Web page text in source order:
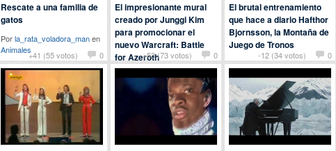
+41 (55 votos) 0
Rescate a una familia de
gatos
Porla_rata_voladora_manen
Animales
+53 (73 votos) 0
El impresionante mural
creado por Junggi Kim
para promocionar el
nuevo Warcraft: Battle
for Azeroth
Por Anónimo enArte
-12 (34 votos) 0
El brutal entrenamiento
que hace a diario Hafthor
Bjornsson, la Montaña de
Juego de Tronos
Porathlete2017enDeportes